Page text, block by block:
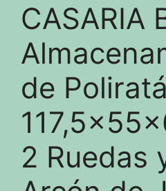
CASARIA
de
2 Ruedas